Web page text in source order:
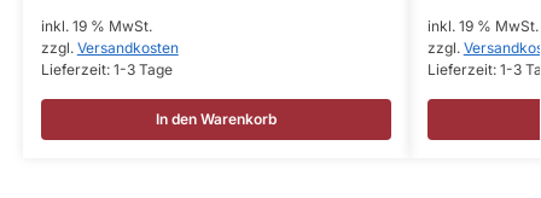
inkl. 19 % MwSt.
zzgl. Versandkosten
Lieferzeit: 1-3 Tage
In den Warenkorb
inkl. 19 % MwSt.
zzgl.
Lieferzeit: 1-3